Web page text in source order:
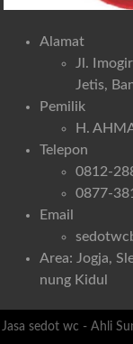
Alamat
Jl.
Jetis,
Pemilik
H.
Telepon
0812-
0877-
Email
Area: Jogja,
nung Kidul
Jasa sedot wc - Ahli